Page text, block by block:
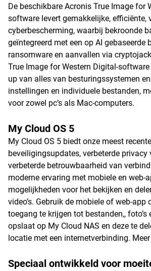
De beschikbare Acronis True Image for
software levert gemakkelijke, efficiënte,
cyberbescherming, waarbij bekroonde
geïntegreerd met een op AI gebaseerde
ransomware en aanvallen via
True Image for Western Digital-
up van alles van besturingssystemen
instellingen en individuele bestanden,
voor zowel pc’s als Mac-computers.
My Cloud OS 5
My Cloud OS 5 biedt onze meest recente
beveiligingsupdates, verbeterde privacy
verbeterde betrouwbaarheid van
moderne ervaring met mobiele en web-
mogelijkheden voor het bekijken en
video’s. Gebruik de mobiele of web-app
toegang te krijgen tot bestanden,, foto’s
opslaat op My Cloud NAS en deze te
locatie met een internetverbinding.
Speciaal ontwikkeld voor